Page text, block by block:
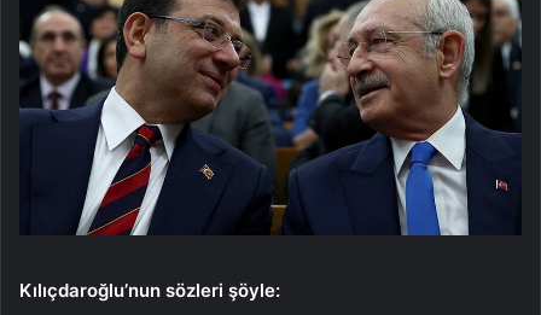
Kılıçdaroğlu’nun sözleri şöyle: